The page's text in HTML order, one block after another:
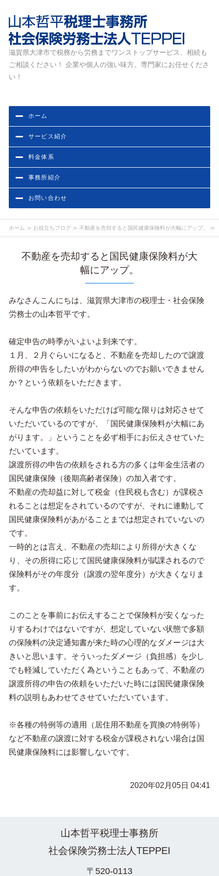
滋賀県大津市の税務・労務相談なら山本哲平税理士事務
所・社会保険労務士法人TEPPEI
滋賀県大津市で税務から労務までワンストップサービス、相続も
ご相談ください！ 企業や個人の強い味方。専門家にお任せくださ
い！
ホーム
サービス紹介
料金体系
事務所紹介
お問い合わせ
ホーム ≫ お役立ちブログ≫ 不動産を売却すると国民健康保険料が大幅にアップ。 ≫
不動産を売却すると国民健康保険料が大
幅にアップ。
みなさんこんにちは、滋賀県大津市の税理士・社会保険
労務士の山本哲平です。
確定申告の時季がいよいよ到来です。
１月、２月ぐらいになると、不動産を売却したので譲渡
所得の申告をしたいがわからないのでお願いできません
か？という依頼をいただきます。
そんな申告の依頼をいただけば可能な限りは対応させて
いただいているのですが、「国民健康保険料が大幅にあ
がります。」ということを必ず相手にお伝えさせていた
だいています。
譲渡所得の申告の依頼をされる方の多くは年金生活者の
国民健康保険（後期高齢者保険）の加入者です。
不動産の売却益に対して税金（住民税も含む）が課税さ
れることは想定をされているのですが、それに連動して
国民健康保険料があがることまでは想定されていないの
です。
一時的とは言え、不動産の売却により所得が大きくな
り、その所得に応じて国民健康保険料が賦課されるので
保険料がその年度分（譲渡の翌年度分）が大きくなりま
す。
このことを事前にお伝えすることで保険料が安くなった
りするわけではないですが、想定していない状態で多額
の保険料の決定通知書が来た時の心理的なダメージは大
きいと思います。そういったダメージ（負担感）を少し
でも軽減していただく為ということもあって、不動産の
譲渡所得の申告の依頼をいただいた時には国民健康保険
料の説明もあわせてさせていただいています。
※各種の特例等の適用（居住用不動産を買換の特例等）
など不動産の譲渡に対する税金が課税されない場合は国
民健康保険料には影響しないです。
2020年02月05日 04:41
山本哲平税理士事務所
社会保険労務士法人TEPPEI
〒520-0113